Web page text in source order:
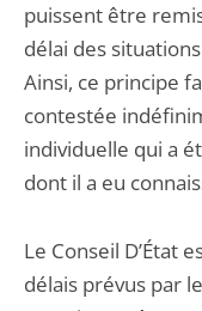
puissent être
délai des
Ainsi, ce principe
contestée
individuelle qui a
dont il a eu
Le Conseil D’État
délais prévus par